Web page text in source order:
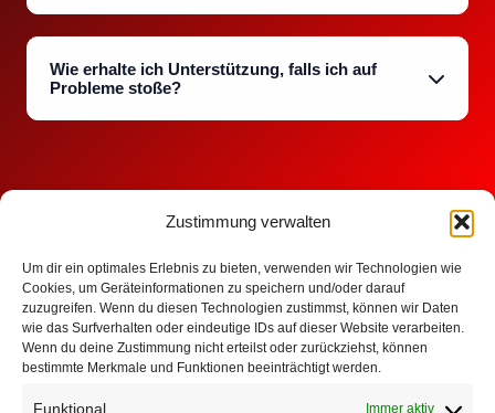
Zustimmung verwalten
Um dir ein optimales Erlebnis zu bieten, verwenden wir Technologien wie
Cookies, um Geräteinformationen zu speichern und/oder darauf
zuzugreifen. Wenn du diesen Technologien zustimmst, können wir Daten
wie das Surfverhalten oder eindeutige IDs auf dieser Website verarbeiten.
Wenn du deine Zustimmung nicht erteilst oder zurückziehst, können
bestimmte Merkmale und Funktionen beeinträchtigt werden.
Funktional Immer aktiv
Wie erhalte ich Unterstützung, falls ich auf
Probleme stoße?
Bereit für die Zukunft des Reisemobilhandels?
Kontaktieren Sie uns nochheutefür einekostenlose
Demo und erleben Sie dieVorteilevonCara